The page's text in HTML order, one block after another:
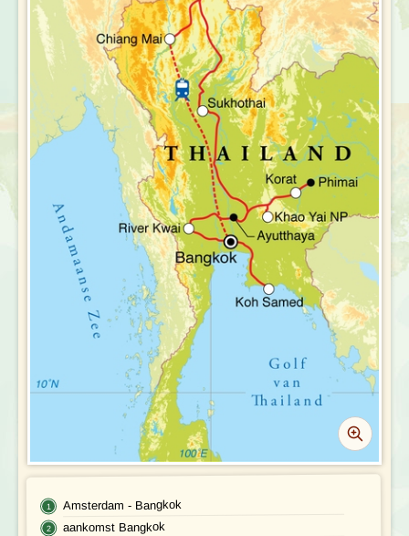
PRAKTISCHE INFORMATIE
Accommodatie
Vliegreis
Vervoer
Bij de reis inbegrepen
Excursies
Reisdocumenten
Geldzaken
Maaltijden
Gezondheid
Hotelverlenging
Klimaat en geografie
Reisbegeleiding en gidsen
FAQ
FOTO'S EN VIDEO
REIS BOEKEN
Amsterdam - Bangkok
aankomst Bangkok